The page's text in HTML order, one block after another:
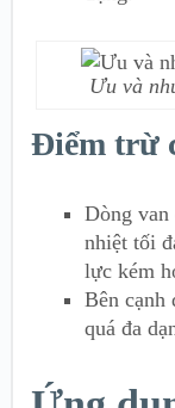
Ưu và
Điểm trừ
Dòng van
nhiệt tối
lực kém
Bên cạnh
quá đa